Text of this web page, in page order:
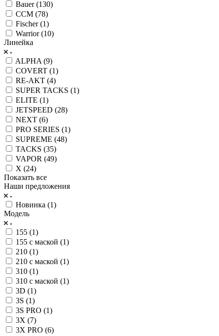
Bauer (130)
CCM (78)
Fischer (1)
Warrior (10)
Линейка
ALPHA (9)
COVERT (1)
RE-AKT (4)
SUPER TACKS (1)
ELITE (1)
JETSPEED (28)
NEXT (6)
PRO SERIES (1)
SUPREME (48)
TACKS (35)
VAPOR (49)
X (24)
Показать все
Наши предложения
Новинка (1)
Модель
155 (1)
155 с маской (1)
210 (1)
210 с маской (1)
310 (1)
310 с маской (1)
3D (1)
3S (1)
3S PRO (1)
3X (7)
3X PRO (6)